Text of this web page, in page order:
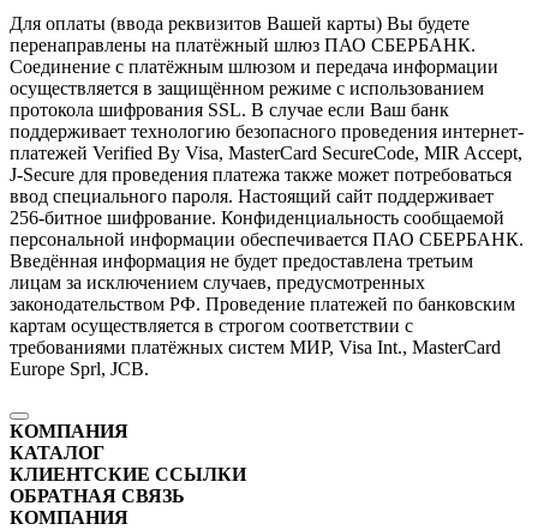
Для оплаты (ввода реквизитов Вашей карты) Вы будете
перенаправлены на платёжный шлюз ПАО СБЕРБАНК.
Соединение с платёжным шлюзом и передача информации
осуществляется в защищённом режиме с использованием
протокола шифрования SSL. В случае если Ваш банк
поддерживает технологию безопасного проведения интернет-
платежей Verified By Visa, MasterCard SecureCode, MIR Accept,
J-Secure для проведения платежа также может потребоваться
ввод специального пароля. Настоящий сайт поддерживает
256-битное шифрование. Конфиденциальность сообщаемой
персональной информации обеспечивается ПАО СБЕРБАНК.
Введённая информация не будет предоставлена третьим
лицам за исключением случаев, предусмотренных
законодательством РФ. Проведение платежей по банковским
картам осуществляется в строгом соответствии с
требованиями платёжных систем МИР, Visa Int., MasterCard
Europe Sprl, JCB.
КОМПАНИЯ
КАТАЛОГ
КЛИЕНТСКИЕ ССЫЛКИ
ОБРАТНАЯ СВЯЗЬ
КОМПАНИЯ